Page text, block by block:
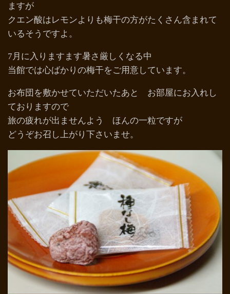
ますが
クエン酸はレモンよりも梅干の方がたくさん含まれて
いるそうですよ。
7月に入りますます暑さ厳しくなる中
当館では心ばかりの梅干をご用意しています。
お布団を敷かせていただいたあと お部屋にお入れし
ておりますので
旅の疲れが出ませんよう ほんの一粒ですが
どうぞお召し上がり下さいませ。